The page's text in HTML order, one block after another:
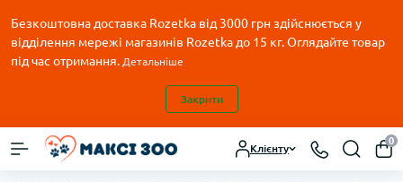
Безкоштовна доставка Rozetka від 3000 грн здійснюється у
відділення мережі магазинів Rozetka до 15 кг. Оглядайте товар
під час отримання. Детальніше
Закрити
Клієнту
0